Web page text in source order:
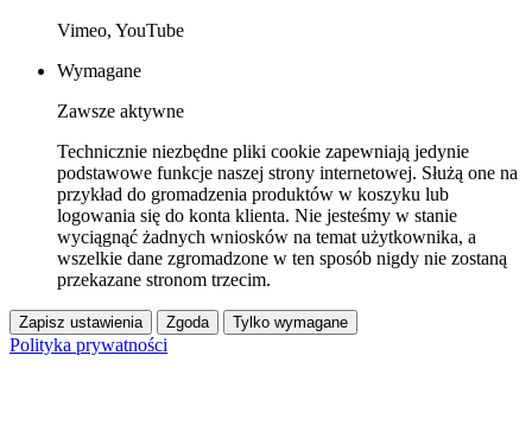
Vimeo, YouTube
Wymagane
Zawsze aktywne
Technicznie niezbędne pliki cookie zapewniają jedynie
podstawowe funkcje naszej strony internetowej. Służą one na
przykład do gromadzenia produktów w koszyku lub
logowania się do konta klienta. Nie jesteśmy w stanie
wyciągnąć żadnych wniosków na temat użytkownika, a
wszelkie dane zgromadzone w ten sposób nigdy nie zostaną
przekazane stronom trzecim.
Zapisz ustawienia Zgoda Tylko wymagane
Polityka prywatności